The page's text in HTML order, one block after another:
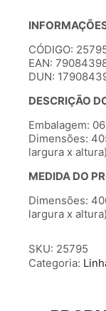
CÓDIGO:
EAN:
DUN:
DESCRIÇÃO
Embalagem:
Dimensões:
largura x altura)
MEDIDA DO
Dimensões:
largura x altura)
SKU: 25795
Categoria: